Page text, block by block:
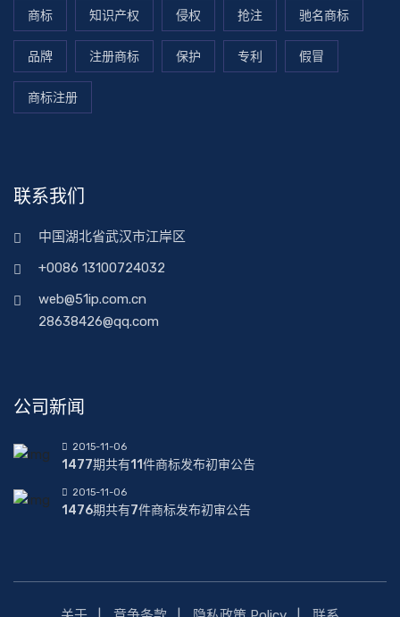
商标 知识产权 侵权 抢注 驰名商标
品牌 注册商标 保护 专利 假冒
商标注册
联系我们
中国湖北省武汉市江岸区
+0086 13100724032
web@51ip.com.cn
28638426@qq.com
公司新闻
2015-11-06
1477期共有11件商标发布初审公告
2015-11-06
1476期共有7件商标发布初审公告